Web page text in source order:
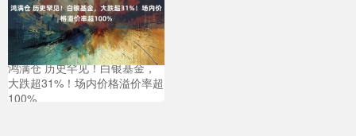
鸿满仓 历史罕见！白银基金，
大跌超31%！场内价格溢价率超
100%